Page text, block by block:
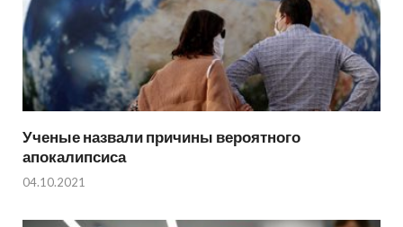
Ученые назвали причины вероятного
апокалипсиса
04.10.2021